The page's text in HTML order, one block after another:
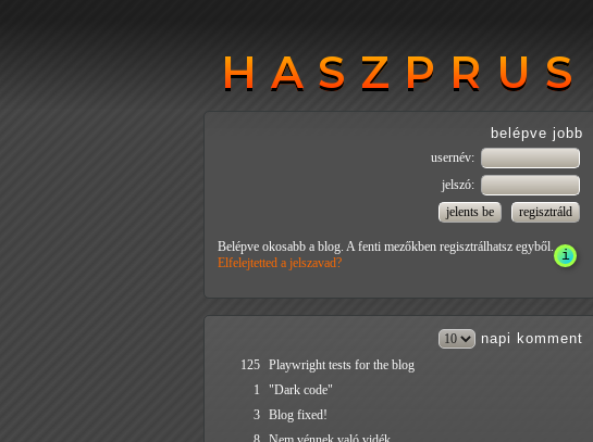
HASZPRUS
HASZPRUS
belépve jobb
usernév:
jelszó:
Belépve okosabb a blog. A fenti mezőkben regisztrálhatsz egyből.
Elfelejtetted a jelszavad?
napi komment
125 Playwright tests for the blog
1
"Dark code"
3 Blog fixed!